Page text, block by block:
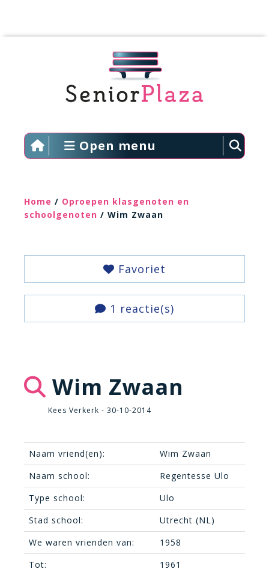
Open menu
Home / Oproepen klasgenoten en
schoolgenoten / Wim Zwaan
Favoriet
1 reactie(s)
Wim Zwaan
Kees Verkerk - 30-10-2014
Naam vriend(en):
Wim Zwaan
Naam school:
Regentesse Ulo
Type school:
Ulo
Stad school:
Utrecht (NL)
We waren vrienden van:
1958
Tot:
1961